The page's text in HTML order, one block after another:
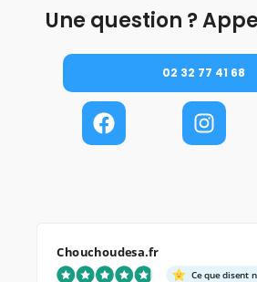
Une question ?
02 32 77 41 68
Chouchoudesa.fr
Ce que disent